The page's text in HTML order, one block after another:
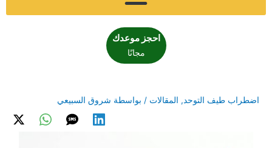
احجز موعدك
مجانًا
اضطراب طيف التوحد, المقالات / بواسطة شروق السبيعي